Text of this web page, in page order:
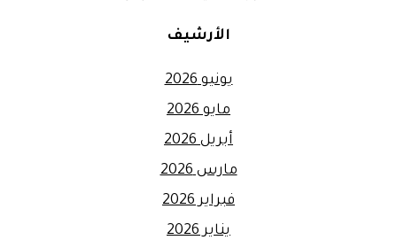
الأرشيف
يونيو 2026
مايو 2026
أبريل 2026
مارس 2026
فبراير 2026
يناير 2026